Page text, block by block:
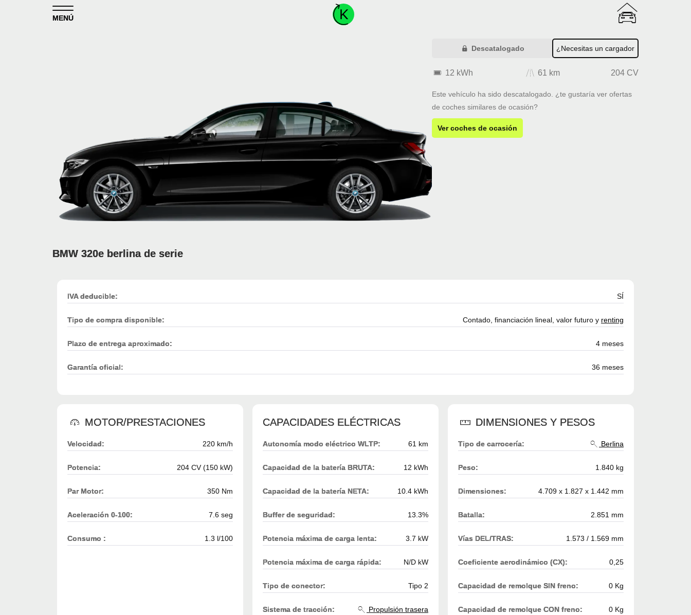
MENÚ
Descatalogado ¿Necesitas un cargador
12 kWh 61 km 204 CV
Este vehículo ha sido descatalogado. ¿te gustaría ver ofertas
de coches similares de ocasión?
Ver coches de ocasión
BMW 320e berlina de serie
IVA deducible: SÍ
Tipo de compra disponible: Contado, financiación lineal, valor futuro y renting
Plazo de entrega aproximado: 4 meses
Garantía oficial: 36 meses
MOTOR/PRESTACIONES
Velocidad: 220 km/h
Potencia: 204 CV (150 kW)
Par Motor: 350 Nm
Aceleración 0-100: 7.6 seg
Consumo : 1.3 l/100
CAPACIDADES ELÉCTRICAS
Autonomía modo eléctrico WLTP: 61 km
Capacidad de la batería BRUTA: 12 kWh
Capacidad de la batería NETA: 10.4 kWh
Buffer de seguridad: 13.3%
Potencia máxima de carga lenta: 3.7 kW
Potencia máxima de carga rápida: N/D kW
Tipo de conector: Tipo 2
Sistema de tracción: Propulsión trasera
DIMENSIONES Y PESOS
Tipo de carrocería: Berlina
Peso: 1.840 kg
Dimensiones: 4.709 x 1.827 x 1.442 mm
Batalla: 2.851 mm
Vías DEL/TRAS: 1.573 / 1.569 mm
Coeficiente aerodinámico (CX): 0,25
Capacidad de remolque SIN freno: 0 Kg
Capacidad de remolque CON freno: 0 Kg